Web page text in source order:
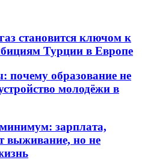
становится ключом к
Турции в Европе
почему образование не
молодёжи в
зарплата,
выживание, но не